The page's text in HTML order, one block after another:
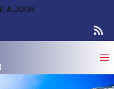
A JOUR